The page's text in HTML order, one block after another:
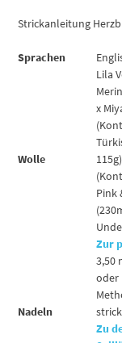
Strickanleitung
Sprachen
Wolle
Lila
x
Pink
Zur
Nadeln
3,50
oder
Zu